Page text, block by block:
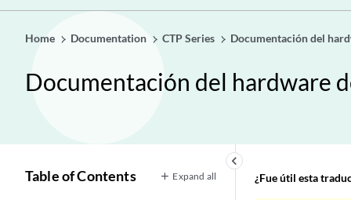
Home Documentation CTP Series Documentación del
Documentación del hardware
keyboard_arrow_left
Table of Contents Expand all ¿Fue útil esta